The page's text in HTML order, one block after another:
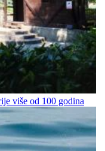
više od 100 godina